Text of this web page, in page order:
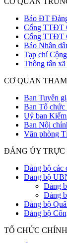
Báo ĐT
Cổng TTĐT
Cổng TTĐT
Báo Nhân
Tạp chí
Thông tấn
CƠ QUAN
Ban Tuyên
Ban Tổ
Uỷ ban
Ban Nội
Văn phòng
ĐẢNG ỦY TRỰC
Đảng bộ các
Đảng bộ
Đảng
Đảng
Đảng bộ
Đảng bộ
TỔ CHỨC